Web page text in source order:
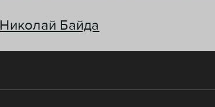
Николай Байда